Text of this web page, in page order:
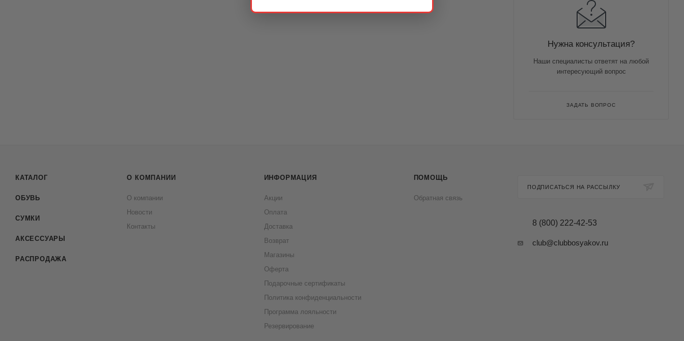
Нужна консультация?
Наши специалисты ответят на любой
интересующий вопрос
ЗАДАТЬ ВОПРОС
КАТАЛОГ
ОБУВЬ
СУМКИ
АКСЕССУАРЫ
РАСПРОДАЖА
О КОМПАНИИ
О компании
Новости
Контакты
ИНФОРМАЦИЯ
Акции
Оплата
Доставка
Возврат
Магазины
Оферта
Подарочные сертификаты
Политика конфиденциальности
Программа лояльности
Резервирование
ПОМОЩЬ
Обратная связь
ПОДПИСАТЬСЯ НА РАССЫЛКУ
8 (800) 222-42-53
club@clubbosyakov.ru